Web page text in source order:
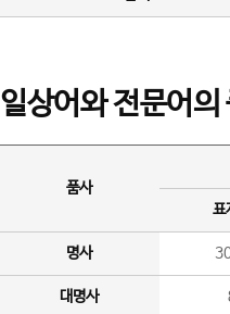
일상어와 전문어의
품사
표
명사
대명사